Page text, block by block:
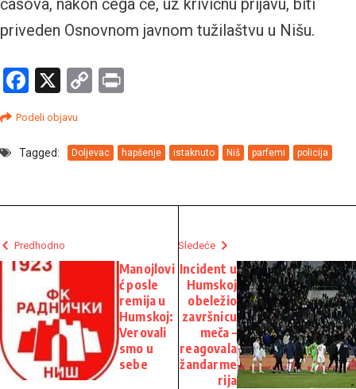
časova, nakon čega će, uz krivičnu prijavu, biti
priveden Osnovnom javnom tužilaštvu u Nišu.
Facebook
X
Copy
Podeli objavu
Tagged: Doljevac hapšenje istaknuto Niš parfemi policija
Predhodno
Manojlovi
ć posle
remija u
Humskoj:
Verovali
smo u
sebe
Sledeće
Incident u
Humskoj
obeležio
završnicu
meča –
reagovala
žandarme
rija